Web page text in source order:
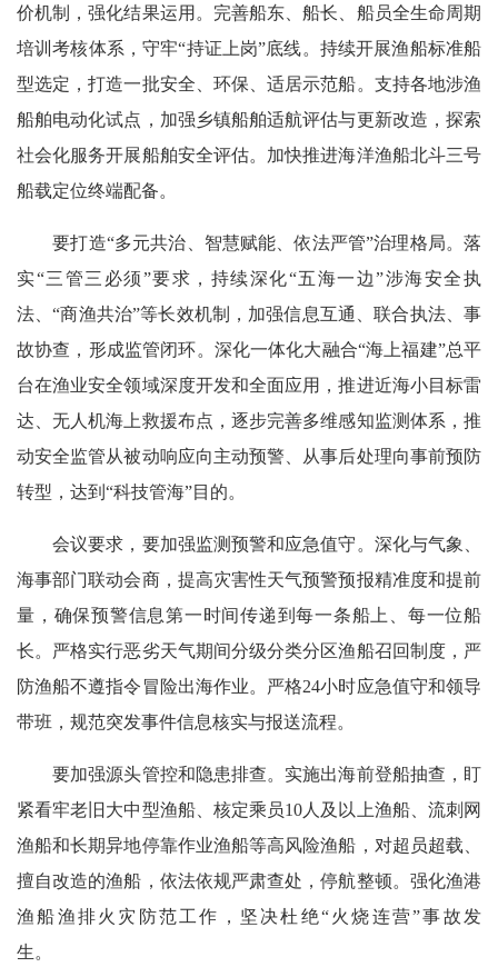
价机制，强化结果运用。完善船东、船长、船员全生命周期
培训考核体系，守牢“持证上岗”底线。持续开展渔船标准船
型选定，打造一批安全、环保、适居示范船。支持各地涉渔
船舶电动化试点，加强乡镇船舶适航评估与更新改造，探索
社会化服务开展船舶安全评估。加快推进海洋渔船北斗三号
船载定位终端配备。
要打造“多元共治、智慧赋能、依法严管”治理格局。落
实“三管三必须”要求，持续深化“五海一边”涉海安全执
法、“商渔共治”等长效机制，加强信息互通、联合执法、事
故协查，形成监管闭环。深化一体化大融合“海上福建”总平
台在渔业安全领域深度开发和全面应用，推进近海小目标雷
达、无人机海上救援布点，逐步完善多维感知监测体系，推
动安全监管从被动响应向主动预警、从事后处理向事前预防
转型，达到“科技管海”目的。
会议要求，要加强监测预警和应急值守。深化与气象、
海事部门联动会商，提高灾害性天气预警预报精准度和提前
量，确保预警信息第一时间传递到每一条船上、每一位船
长。严格实行恶劣天气期间分级分类分区渔船召回制度，严
防渔船不遵指令冒险出海作业。严格24小时应急值守和领导
带班，规范突发事件信息核实与报送流程。
要加强源头管控和隐患排查。实施出海前登船抽查，盯
紧看牢老旧大中型渔船、核定乘员10人及以上渔船、流刺网
渔船和长期异地停靠作业渔船等高风险渔船，对超员超载、
擅自改造的渔船，依法依规严肃查处，停航整顿。强化渔港
渔船渔排火灾防范工作，坚决杜绝“火烧连营”事故发
生。